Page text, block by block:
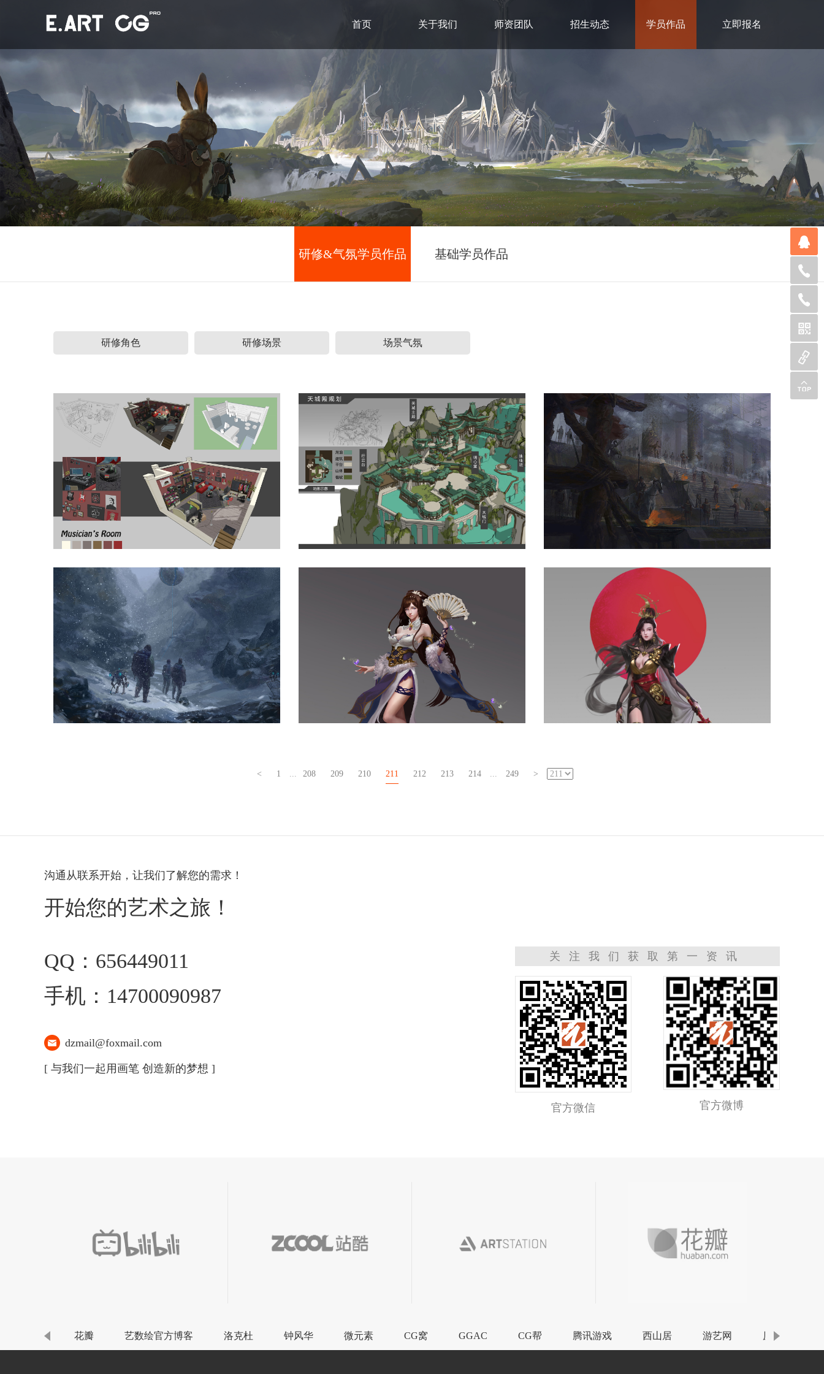
首页 关于我们 师资团队 招生动态 学员作品 立即报名
研修&气氛学员作品 基础学员作品
研修角色 研修场景 场景气氛
< 1 208 209 210 211 212 213 214 249 >
沟通从联系开始，让我们了解您的需求！
开始您的艺术之旅！
QQ：656449011
手机：14700090987
dzmail@foxmail.com
[ 与我们一起用画笔 创造新的梦想 ]
关注我们获取第一资讯
官方微信 官方微博
花瓣 艺数绘官方博客 洛克杜 钟风华 微元素 CG窝 GGAC CG帮 腾讯游戏 西山居 游艺网 原画梦